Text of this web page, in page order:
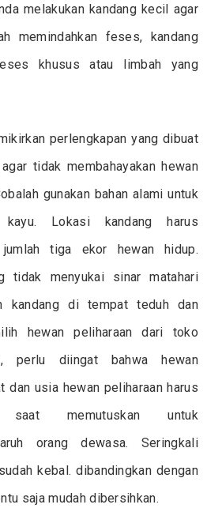
melakukan kandang kecil agar
memindahkan feses, kandang
khusus atau limbah yang
perlengkapan yang dibuat
tidak membahayakan hewan
gunakan bahan alami untuk
Lokasi kandang harus
jumlah tiga ekor hewan hidup.
tidak menyukai sinar matahari
kandang di tempat teduh dan
hewan peliharaan dari toko
perlu diingat bahwa hewan
dan usia hewan peliharaan harus
saat memutuskan untuk
orang dewasa. Seringkali
kebal. dibandingkan dengan
saja mudah dibersihkan.